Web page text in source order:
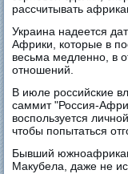
рассчитывать
Украина надеется
Африки, которые в
весьма медленно, в
отношений.
В июле российские
саммит "Россия-
воспользуется
чтобы попытаться
Бывший
Макубела, даже не